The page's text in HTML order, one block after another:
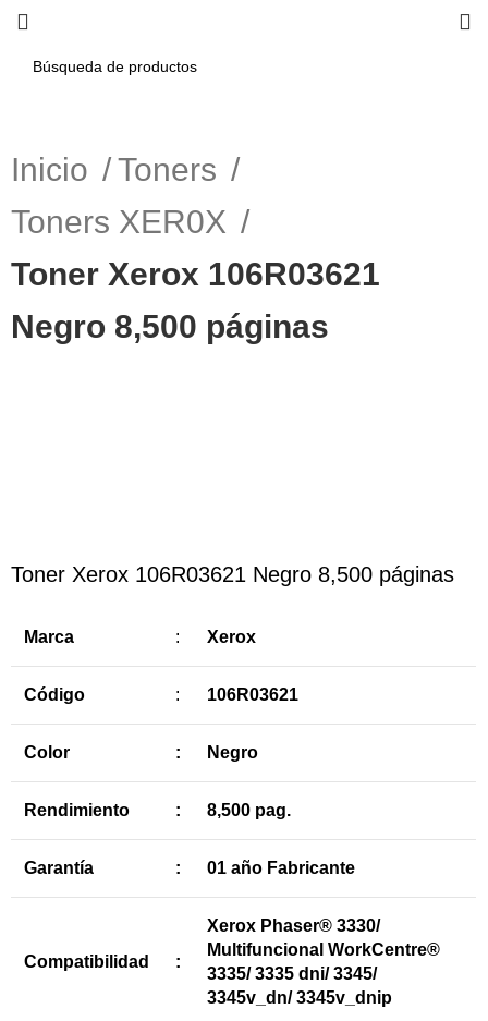
Inicio
Toners
Toners XER0X
Toner Xerox 106R03621
Negro 8,500 páginas
Toner Xerox 106R03621 Negro 8,500 páginas
Marca : Xerox
Código : 106R03621
Color : Negro
Rendimiento : 8,500 pag.
Garantía : 01 año Fabricante
Compatibilidad :
Xerox Phaser® 3330/
Multifuncional WorkCentre®
3335/ 3335 dni/ 3345/
3345v_dn/ 3345v_dnip